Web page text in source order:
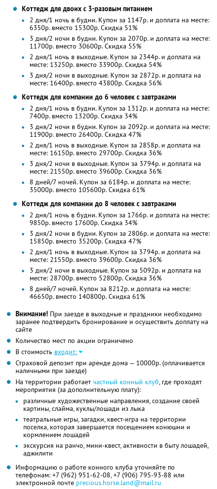
Коттедж для двоих с 3-разовым питанием
2 дня/1 ночь в будни. Купон за 1147р. и доплата на месте:
6350р. вместо 15300р. Скидка 51%
3 дня/2 ночи в будни. Купон за 2070р. и доплата на месте:
11700р. вместо 30600р. Скидка 55%
2 дня/1 ночь в выходные. Купон за 2344р. и доплата на
месте: 13250р. вместо 33900р. Скидка 54%
3 дня/2 ночи в выходные. Купон за 2872р. и доплата на
месте: 16400р. вместо 43800р. Скидка 56%
Коттедж для компании до 6 человек с завтраками
2 дня/1 ночь в будни. Купон за 1312р. и доплата на месте:
7400р. вместо 13200р. Скидка 34%
3 дня/2 ночи в будни. Купон за 2092р. и доплата на месте:
11900р. вместо 26400р. Скидка 47%
2 дня/1 ночь в выходные. Купон за 2858р. и доплата на
месте: 16150р. вместо 29700р. Скидка 36%
3 дня/2 ночи в выходные. Купон за 3794р. и доплата на
месте: 21550р. вместо 39600р. Скидка 36%
8 дней/7 ночей. Купон за 6184р. и доплата на месте:
35000р. вместо 105600р. Скидка 61%
Коттедж для компании до 8 человек с завтраками
2 дня/1 ночь в будни. Купон за 1766р. и доплата на месте:
9850р. вместо 17600р. Скидка 34%
3 дня/2 ночи в будни. Купон за 2806р. и доплата на месте:
15850р. вместо 35200р. Скидка 47%
2 дня/1 ночь в выходные. Купон за 3794р. и доплата на
месте: 21550р. вместо 39600р. Скидка 36%
3 дня/2 ночи в выходные. Купон за 5092р. и доплата на
месте: 28700р. вместо 52800р. Скидка 36%
8 дней/7 ночей. Купон за 8212р. и доплата на месте:
46650р. вместо 140800р. Скидка 61%
Внимание! При заезде в выходные и праздники необходимо
заранее подтвердить бронирование и осуществить доплату на
сайте
Количество мест по акции ограничено
В стоимость входит:
Страховой депозит при аренде дома — 10000р. (оплачивается
наличными при заезде)
На территории работает частный конный клуб, где проходят
мероприятия (за дополнительную плату):
различные художественные направления, создание своей
картины, слайма, куклы/лошади из лыка
театральные игры, загадки, квест-игра на территории
поселка, которая завершается посещением конюшни и
кормлением лошадей
экскурсия на ранчо, мини-квест, активности в быту лошадей,
аджилити
Информацию о работе конного клуба уточняйте по
телефонам: +7 (962) 951-62-08, +7 (906) 795-93-88 или
электронной почте precious.horse.land@mail.ru